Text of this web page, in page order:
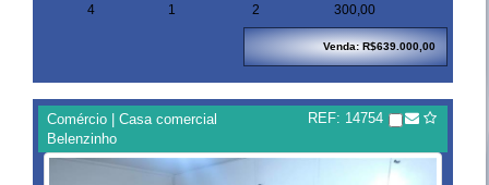
4 1 2 300,00
Venda: R$639.000,00
Comércio | Casa comercial
Belenzinho
REF: 14754